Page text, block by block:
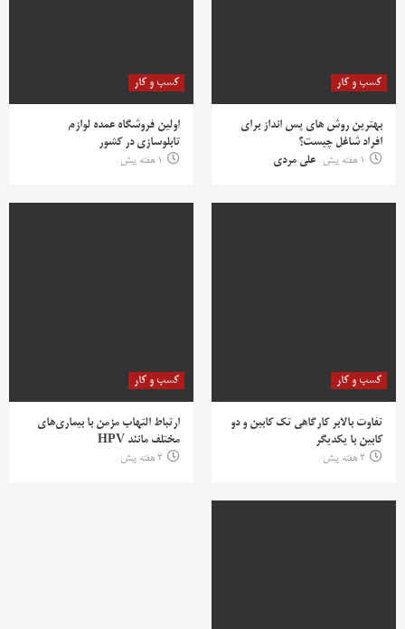
کسب و کار
بهترین روش‌ های پس‌ انداز برای
افراد شاغل چیست؟
1 هفته پیش
علی مردی
کسب و کار
اولین فروشگاه عمده لوازم
تابلوسازی در کشور
1 هفته پیش
کسب و کار
تفاوت بالابر کارگاهی تک کابین و دو
کابین با یکدیگر
2 هفته پیش
کسب و کار
ارتباط التهاب مزمن با بیماری‌های
مختلف مانند HPV
2 هفته پیش